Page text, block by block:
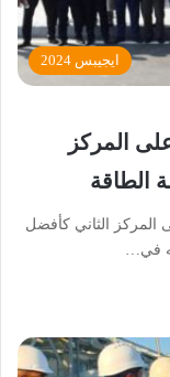
ايجيبس 2024
على المركز
الطاقة
الثاني كأفضل
في…